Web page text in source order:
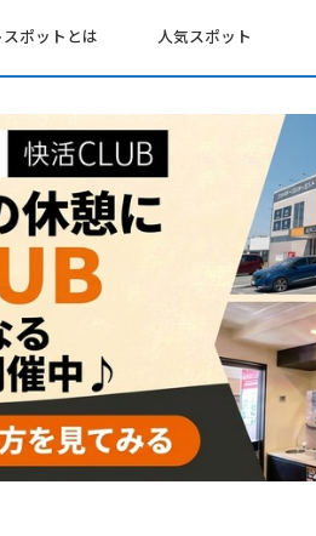
スポットとは 人気スポット